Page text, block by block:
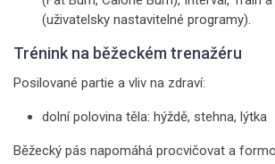
(uživatelsky nastavitelné programy).
Trénink na běžeckém trenažéru
Posilované partie a vliv na zdraví:
dolní polovina těla: hýždě, stehna, lýtka
Běžecký pás napomáhá procvičovat a